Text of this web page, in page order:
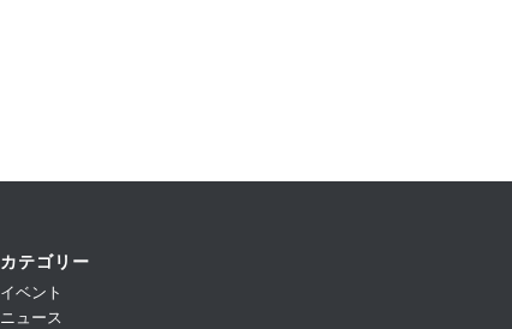
カテゴリー
イベント
ニュース